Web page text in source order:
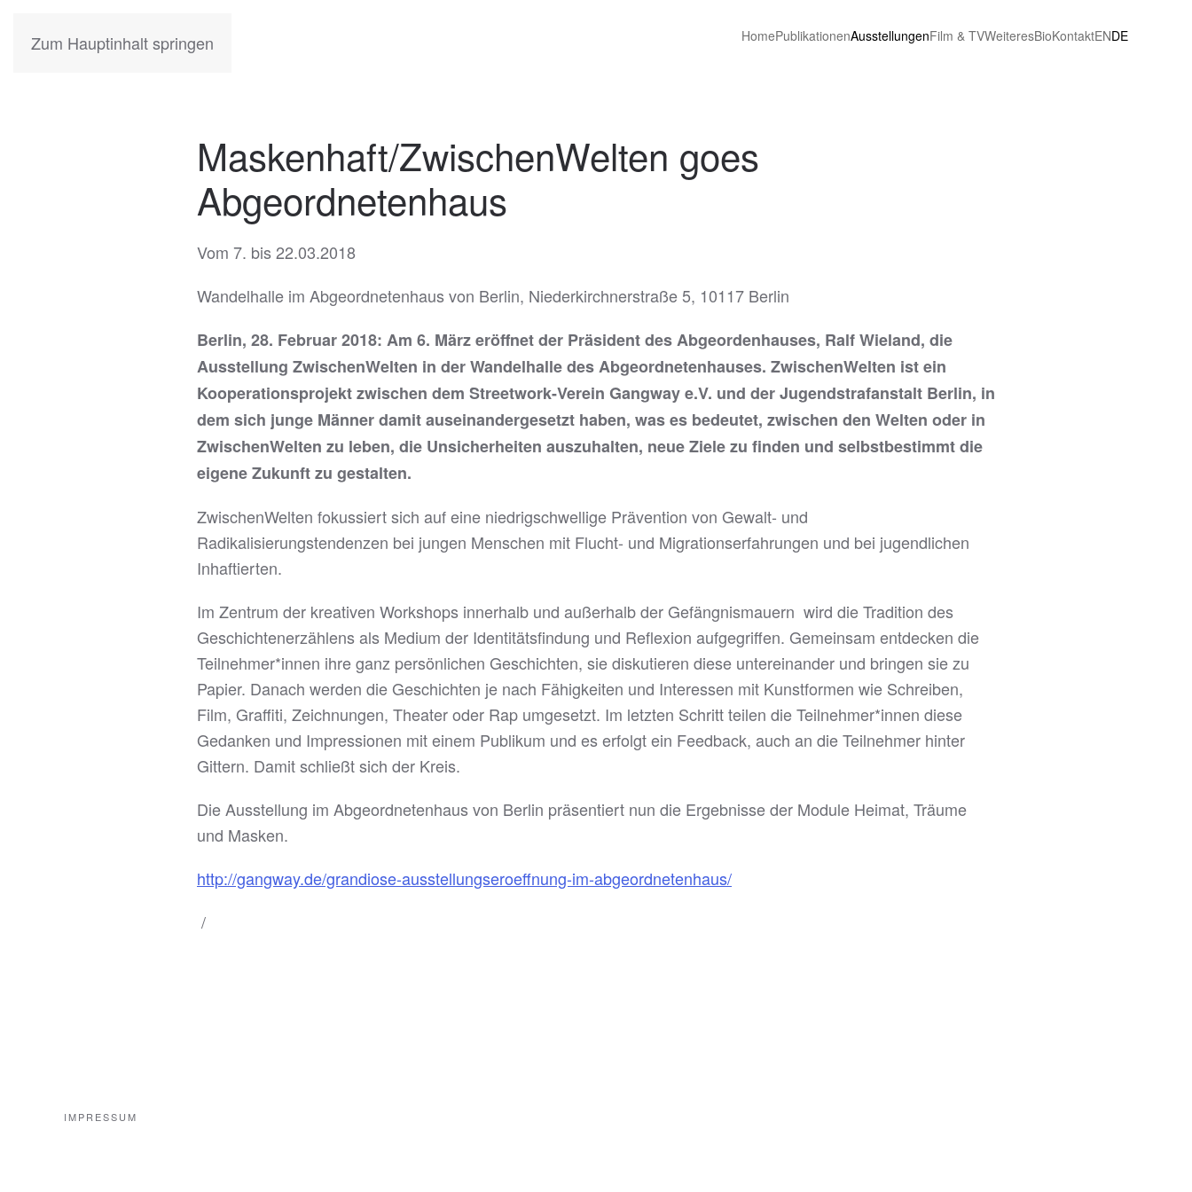
Zum Hauptinhalt springen
KATIAHERMANN HomePublikationenAusstellungenFilm & TVWeiteresBioKontaktENDE
Maskenhaft/ZwischenWelten goes
Abgeordnetenhaus
Vom 7. bis 22.03.2018
Wandelhalle im Abgeordnetenhaus von Berlin, Niederkirchnerstraße 5, 10117 Berlin
Berlin, 28. Februar 2018: Am 6. März eröffnet der Präsident des Abgeordenhauses, Ralf Wieland, die
Ausstellung ZwischenWelten in der Wandelhalle des Abgeordnetenhauses. ZwischenWelten ist ein
Kooperationsprojekt zwischen dem Streetwork-Verein Gangway e.V. und der Jugendstrafanstalt Berlin, in
dem sich junge Männer damit auseinandergesetzt haben, was es bedeutet, zwischen den Welten oder in
ZwischenWelten zu leben, die Unsicherheiten auszuhalten, neue Ziele zu finden und selbstbestimmt die
eigene Zukunft zu gestalten.
ZwischenWelten fokussiert sich auf eine niedrigschwellige Prävention von Gewalt- und
Radikalisierungstendenzen bei jungen Menschen mit Flucht- und Migrationserfahrungen und bei jugendlichen
Inhaftierten.
Im Zentrum der kreativen Workshops innerhalb und außerhalb der Gefängnismauern wird die Tradition des
Geschichtenerzählens als Medium der Identitätsfindung und Reflexion aufgegriffen. Gemeinsam entdecken die
Teilnehmer*innen ihre ganz persönlichen Geschichten, sie diskutieren diese untereinander und bringen sie zu
Papier. Danach werden die Geschichten je nach Fähigkeiten und Interessen mit Kunstformen wie Schreiben,
Film, Graffiti, Zeichnungen, Theater oder Rap umgesetzt. Im letzten Schritt teilen die Teilnehmer*innen diese
Gedanken und Impressionen mit einem Publikum und es erfolgt ein Feedback, auch an die Teilnehmer hinter
Gittern. Damit schließt sich der Kreis.
Die Ausstellung im Abgeordnetenhaus von Berlin präsentiert nun die Ergebnisse der Module Heimat, Träume
und Masken.
http://gangway.de/grandiose-ausstellungseroeffnung-im-abgeordnetenhaus/
/
IMPRESSUM